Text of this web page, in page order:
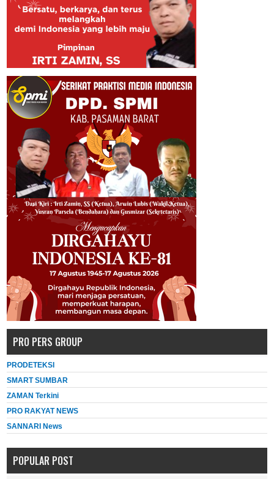
PRO PERS GROUP
PRODETEKSI
SMART SUMBAR
ZAMAN Terkini
PRO RAKYAT NEWS
SANNARI News
POPULAR POST